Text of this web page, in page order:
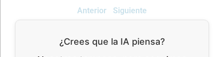
Anterior Siguiente
¿Crees que la IA piensa?